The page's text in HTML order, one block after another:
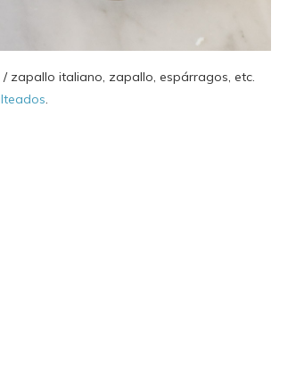
zapallo italiano, zapallo, espárragos, etc.
.